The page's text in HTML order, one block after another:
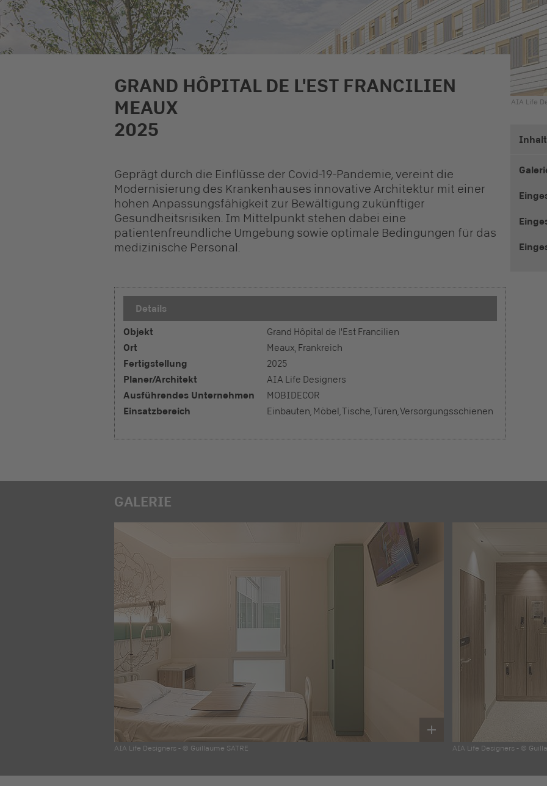
AIA Life
GRAND HÔPITAL DE L'EST FRANCILIEN
MEAUX
2025
Geprägt durch die Einflüsse der Covid-19-Pandemie, vereint die
Modernisierung des Krankenhauses innovative Architektur mit einer
hohen Anpassungsfähigkeit zur Bewältigung zukünftiger
Gesundheitsrisiken. Im Mittelpunkt stehen dabei eine
patientenfreundliche Umgebung sowie optimale Bedingungen für das
medizinische Personal.
Details
Objekt Grand Hôpital de l'Est Francilien
Ort Meaux, Frankreich
Fertigstellung 2025
Planer/Architekt AIA Life Designers
Ausführendes Unternehmen MOBIDECOR
Einsatzbereich Einbauten, Möbel, Tische, Türen, Versorgungsschienen
GALERIE
AIA Life Designers - © Guillaume SATRE AIA Life Designers - ©